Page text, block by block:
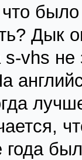
Дык
s-vhs
года